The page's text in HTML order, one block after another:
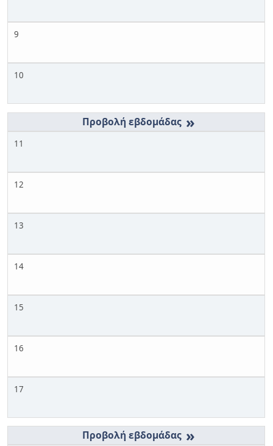
9
10
»
11
12
13
14
15
16
17
»